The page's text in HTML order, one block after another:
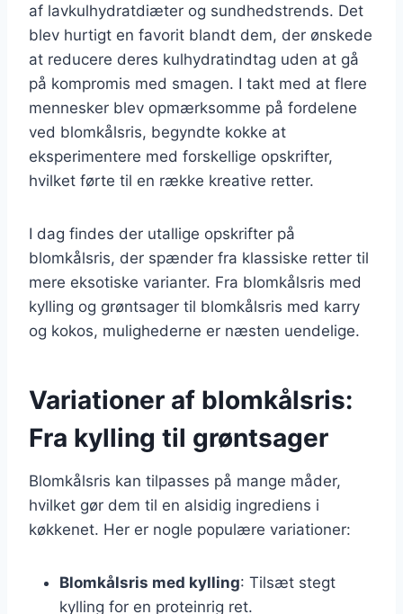
af lavkulhydratdiæter og sundhedstrends. Det
blev hurtigt en favorit blandt dem, der ønskede
at reducere deres kulhydratindtag uden at gå
på kompromis med smagen. I takt med at flere
mennesker blev opmærksomme på fordelene
ved blomkålsris, begyndte kokke at
eksperimentere med forskellige opskrifter,
hvilket førte til en række kreative retter.
I dag findes der utallige opskrifter på
blomkålsris, der spænder fra klassiske retter til
mere eksotiske varianter. Fra blomkålsris med
kylling og grøntsager til blomkålsris med karry
og kokos, mulighederne er næsten uendelige.
Variationer af blomkålsris:
Fra kylling til grøntsager
Blomkålsris kan tilpasses på mange måder,
hvilket gør dem til en alsidig ingrediens i
køkkenet. Her er nogle populære variationer:
Blomkålsris med kylling: Tilsæt stegt
kylling for en proteinrig ret.